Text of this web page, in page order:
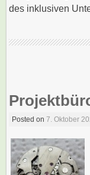
des inklusiven
Posted on7. Oktober